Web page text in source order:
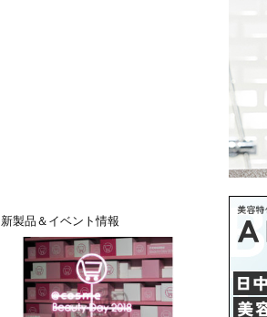
新製品＆イベント情報